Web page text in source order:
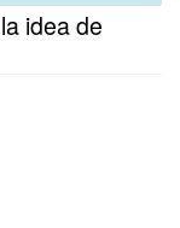
idea de